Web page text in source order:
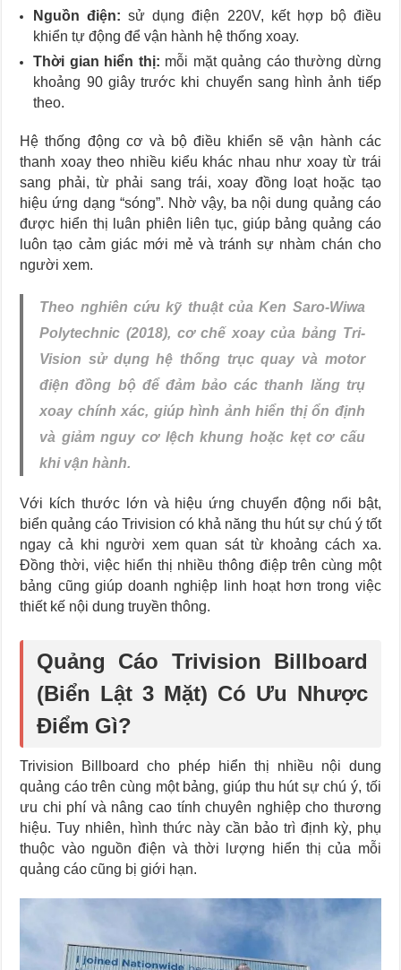
Nguồn điện: sử dụng điện 220V, kết hợp bộ điều
khiển tự động để vận hành hệ thống xoay.
Thời gian hiển thị: mỗi mặt quảng cáo thường dừng
khoảng 90 giây trước khi chuyển sang hình ảnh tiếp
theo.
Hệ thống động cơ và bộ điều khiển sẽ vận hành các
thanh xoay theo nhiều kiểu khác nhau như xoay từ trái
sang phải, từ phải sang trái, xoay đồng loạt hoặc tạo
hiệu ứng dạng “sóng”. Nhờ vậy, ba nội dung quảng cáo
được hiển thị luân phiên liên tục, giúp bảng quảng cáo
luôn tạo cảm giác mới mẻ và tránh sự nhàm chán cho
người xem.
Theo nghiên cứu kỹ thuật của Ken Saro-Wiwa
Polytechnic (2018), cơ chế xoay của bảng Tri-
Vision sử dụng hệ thống trục quay và motor
điện đồng bộ để đảm bảo các thanh lăng trụ
xoay chính xác, giúp hình ảnh hiển thị ổn định
và giảm nguy cơ lệch khung hoặc kẹt cơ cấu
khi vận hành.
Với kích thước lớn và hiệu ứng chuyển động nổi bật,
biển quảng cáo Trivision có khả năng thu hút sự chú ý tốt
ngay cả khi người xem quan sát từ khoảng cách xa.
Đồng thời, việc hiển thị nhiều thông điệp trên cùng một
bảng cũng giúp doanh nghiệp linh hoạt hơn trong việc
thiết kế nội dung truyền thông.
Quảng Cáo Trivision Billboard
(Biển Lật 3 Mặt) Có Ưu Nhược
Điểm Gì?
Trivision Billboard cho phép hiển thị nhiều nội dung
quảng cáo trên cùng một bảng, giúp thu hút sự chú ý, tối
ưu chi phí và nâng cao tính chuyên nghiệp cho thương
hiệu. Tuy nhiên, hình thức này cần bảo trì định kỳ, phụ
thuộc vào nguồn điện và thời lượng hiển thị của mỗi
quảng cáo cũng bị giới hạn.